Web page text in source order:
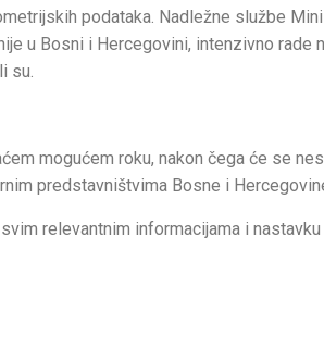
podataka. Nadležne službe
u Bosni i Hercegovini, intenzivno rade
su.
mogućem roku, nakon čega će se
predstavništvima Bosne i
relevantnim informacijama i